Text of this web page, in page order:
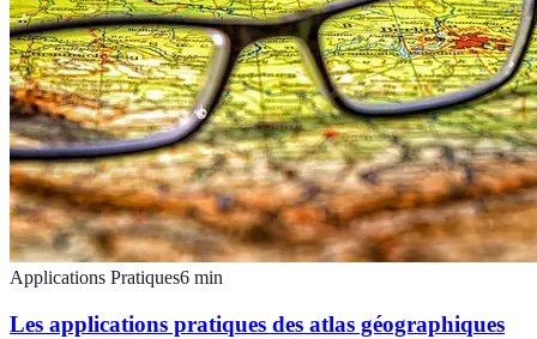
Applications Pratiques6 min
Les applications pratiques des atlas géographiques